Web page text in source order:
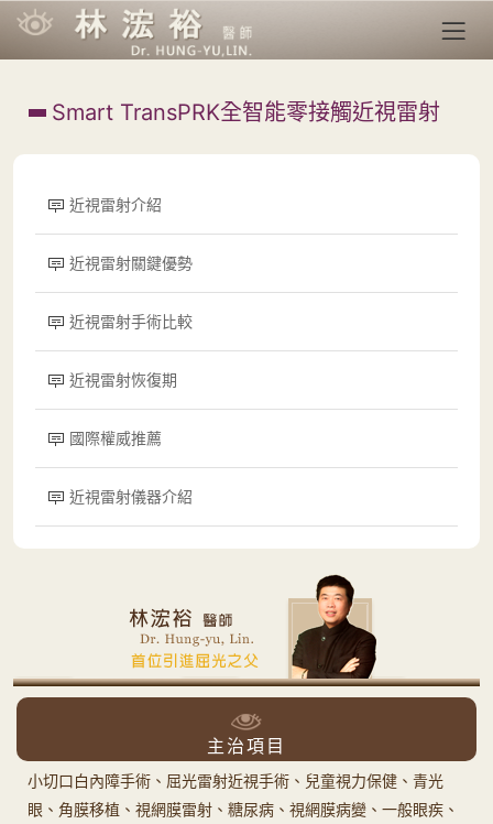
Smart TransPRK全智能零接觸近視雷射
近視雷射介紹
近視雷射關鍵優勢
近視雷射手術比較
近視雷射恢復期
國際權威推薦
近視雷射儀器介紹
主治項目
小切口白內障手術、屈光雷射近視手術、兒童視力保健、青光
眼、角膜移植、視網膜雷射、糖尿病、視網膜病變、一般眼疾、